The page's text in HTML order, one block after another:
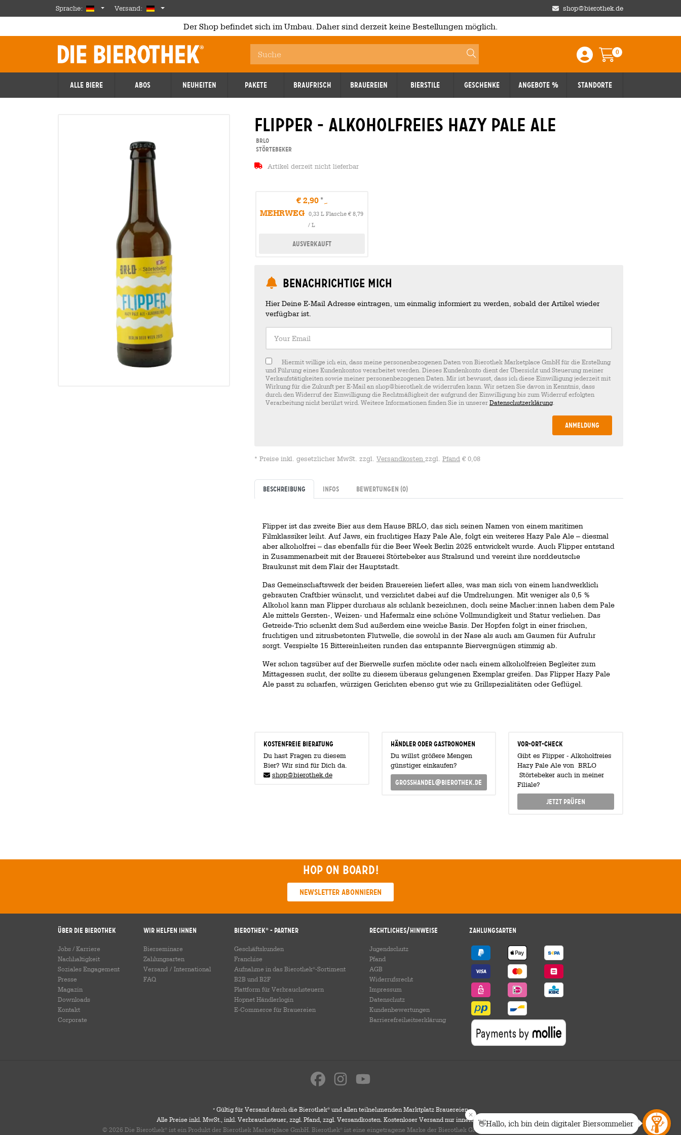
Skip to main contentSprache: GermanVersand: Deutschland shop@bierothek.de
Der Shop befindet sich im Umbau. Daher sind derzeit keine Bestellungen möglich.
Einloggen / Anmelden
Warenkorb
0
Alle Biere Abos Neuheiten Pakete Braufrisch Brauereien Bierstile Geschenke Angebote % Standorte
flipper - alkoholfreies hazy pale ale
BRLO
Störtebeker
Artikel derzeit nicht lieferbar
€ 2,90
MEHRWEG
0,33 L Flasche € 8,79
/ L
Ausverkauft
Benachrichtige mich
Hier Deine E-Mail Adresse eintragen, um einmalig informiert zu werden, sobald der Artikel wieder
verfügbar ist.
Hiermit willige ich ein, dass meine personenbezogenen Daten von Bierothek Marketplace GmbH für die Erstellung
und Führung eines Kundenkontos verarbeitet werden. Dieses Kundenkonto dient der Übersicht und Steuerung meiner
Verkaufstätigkeiten sowie meiner personenbezogenen Daten. Mir ist bewusst, dass ich diese Einwilligung jederzeit mit
Wirkung für die Zukunft per E-Mail an shop@bierothek.de widerrufen kann. Wir setzen Sie davon in Kenntnis, dass
durch den Widerruf der Einwilligung die Rechtmäßigkeit der aufgrund der Einwilligung bis zum Widerruf erfolgten
Verarbeitung nicht berührt wird. Weitere Informationen finden Sie in unserer Datenschutzerklärung.
Anmeldung
* Preise inkl. gesetzlicher MwSt. zzgl. Versandkosten zzgl. Pfand € 0,08
Beschreibung Infos Bewertungen (0)
Flipper ist das zweite Bier aus dem Hause BRLO, das sich seinen Namen von einem maritimen
Filmklassiker leiht. Auf Jaws, ein fruchtiges Hazy Pale Ale, folgt ein weiteres Hazy Pale Ale – diesmal
aber alkoholfrei – das ebenfalls für die Beer Week Berlin 2025 entwickelt wurde. Auch Flipper entstand
in Zusammenarbeit mit der Brauerei Störtebeker aus Stralsund und vereint ihre norddeutsche
Braukunst mit dem Flair der Hauptstadt.
Das Gemeinschaftswerk der beiden Brauereien liefert alles, was man sich von einem handwerklich
gebrauten Craftbier wünscht, und verzichtet dabei auf die Umdrehungen. Mit weniger als 0,5 %
Alkohol kann man Flipper durchaus als schlank bezeichnen, doch seine Macher:innen haben dem Pale
Ale mittels Gersten-, Weizen- und Hafermalz eine schöne Vollmundigkeit und Statur verliehen. Das
Getreide-Trio schenkt dem Sud außerdem eine weiche Basis. Der Hopfen folgt in einer frischen,
fruchtigen und zitrusbetonten Flutwelle, die sowohl in der Nase als auch am Gaumen für Aufruhr
sorgt. Verspielte 15 Bittereinheiten runden das entspannte Biervergnügen stimmig ab.
Wer schon tagsüber auf der Bierwelle surfen möchte oder nach einem alkoholfreien Begleiter zum
Mittagessen sucht, der sollte zu diesem überaus gelungenen Exemplar greifen. Das Flipper Hazy Pale
Ale passt zu scharfen, würzigen Gerichten ebenso gut wie zu Grillspezialitäten oder Geflügel.
KOSTENFREIE BIERATUNG
Du hast Fragen zu diesem
Bier? Wir sind für Dich da.
shop@bierothek.de
Händler oder Gastronomen
Du willst größere Mengen
günstiger einkaufen?
grosshandel@bierothek.de
Vor-Ort-Check
Gibt es Flipper - Alkoholfreies
Hazy Pale Ale von BRLO
Störtebeker auch in meiner
Filiale?
Jetzt prüfen
Hop on board!
Newsletter abonnieren
Über die Bierothek
Jobs / Karriere
Nachhaltigkeit
Soziales Engagement
Presse
Magazin
Downloads
Kontakt
Corporate
Wir helfen Ihnen
Bierseminare
Zahlungsarten
Versand / International
FAQ
Bierothek® - Partner
Geschäftskunden
Franchise
Aufnahme in das Bierothek®-Sortiment
B2B und B2F
Plattform für Verbrauchsteuern
Hopnet Händlerlogin
E-Commerce für Brauereien
Rechtliches/Hinweise
Jugendschutz
Pfand
AGB
Widerrufsrecht
Impressum
Datenschutz
Kundenbewertungen
Barrierefreiheitserklärung
Zahlungsarten
* Gültig für Versand durch die Bierothek® und allen teilnehmenden Marktplatz Brauereien
Alle Preise inkl. MwSt., inkl. Verbrauchsteuer, zzgl. Pfand, zzgl. Versandkosten. Kostenloser Versand nur innerhalb Deutschlands.
© 2026 Die Bierothek ist ein Produkt der Bierothek Marketplace GmbH. Bierothek ist eine eingetragene Marke der Bierothek Group GmbH. Alle Rechte vorbehalten.